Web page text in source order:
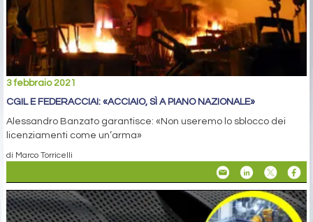
3 febbraio 2021
CGIL E FEDERACCIAI: «ACCIAIO, SÌ A PIANO NAZIONALE»
Alessandro Banzato garantisce: «Non useremo lo sblocco dei
licenziamenti come un’arma»
di Marco Torricelli